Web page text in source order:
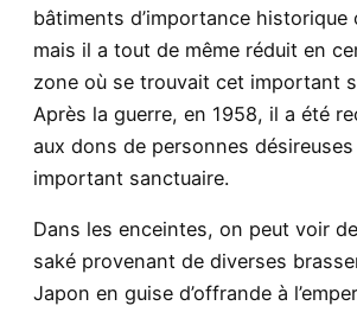
bâtiments d’importance historique
mais il a tout de même réduit en
zone où se trouvait cet important
Après la guerre, en 1958, il a été
aux dons de personnes
important sanctuaire.
Dans les enceintes, on peut voir
saké provenant de diverses
Japon en guise d’offrande à